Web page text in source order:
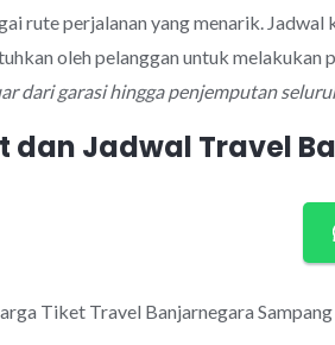
rute perjalanan yang menarik.
oleh pelanggan untuk melakukan
dari garasi hingga penjemputan
dan Jadwal Travel
Tiket Travel Banjarnegara